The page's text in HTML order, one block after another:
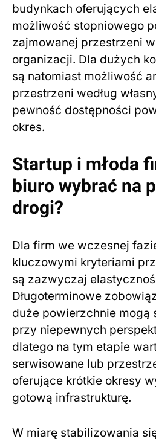
budynkach oferujących
możliwość stopniowego
zajmowanej przestrzeni
organizacji. Dla dużych
są natomiast możliwość
przestrzeni według
pewność dostępności
okres.
Startup i młoda
biuro wybrać na
drogi?
Dla firm we wczesnej
kluczowymi kryteriami
są zazwyczaj
Długoterminowe
duże powierzchnie mogą
przy niepewnych
dlatego na tym etapie
serwisowane lub
oferujące krótkie okresy
gotową infrastrukturę.
W miarę stabilizowania